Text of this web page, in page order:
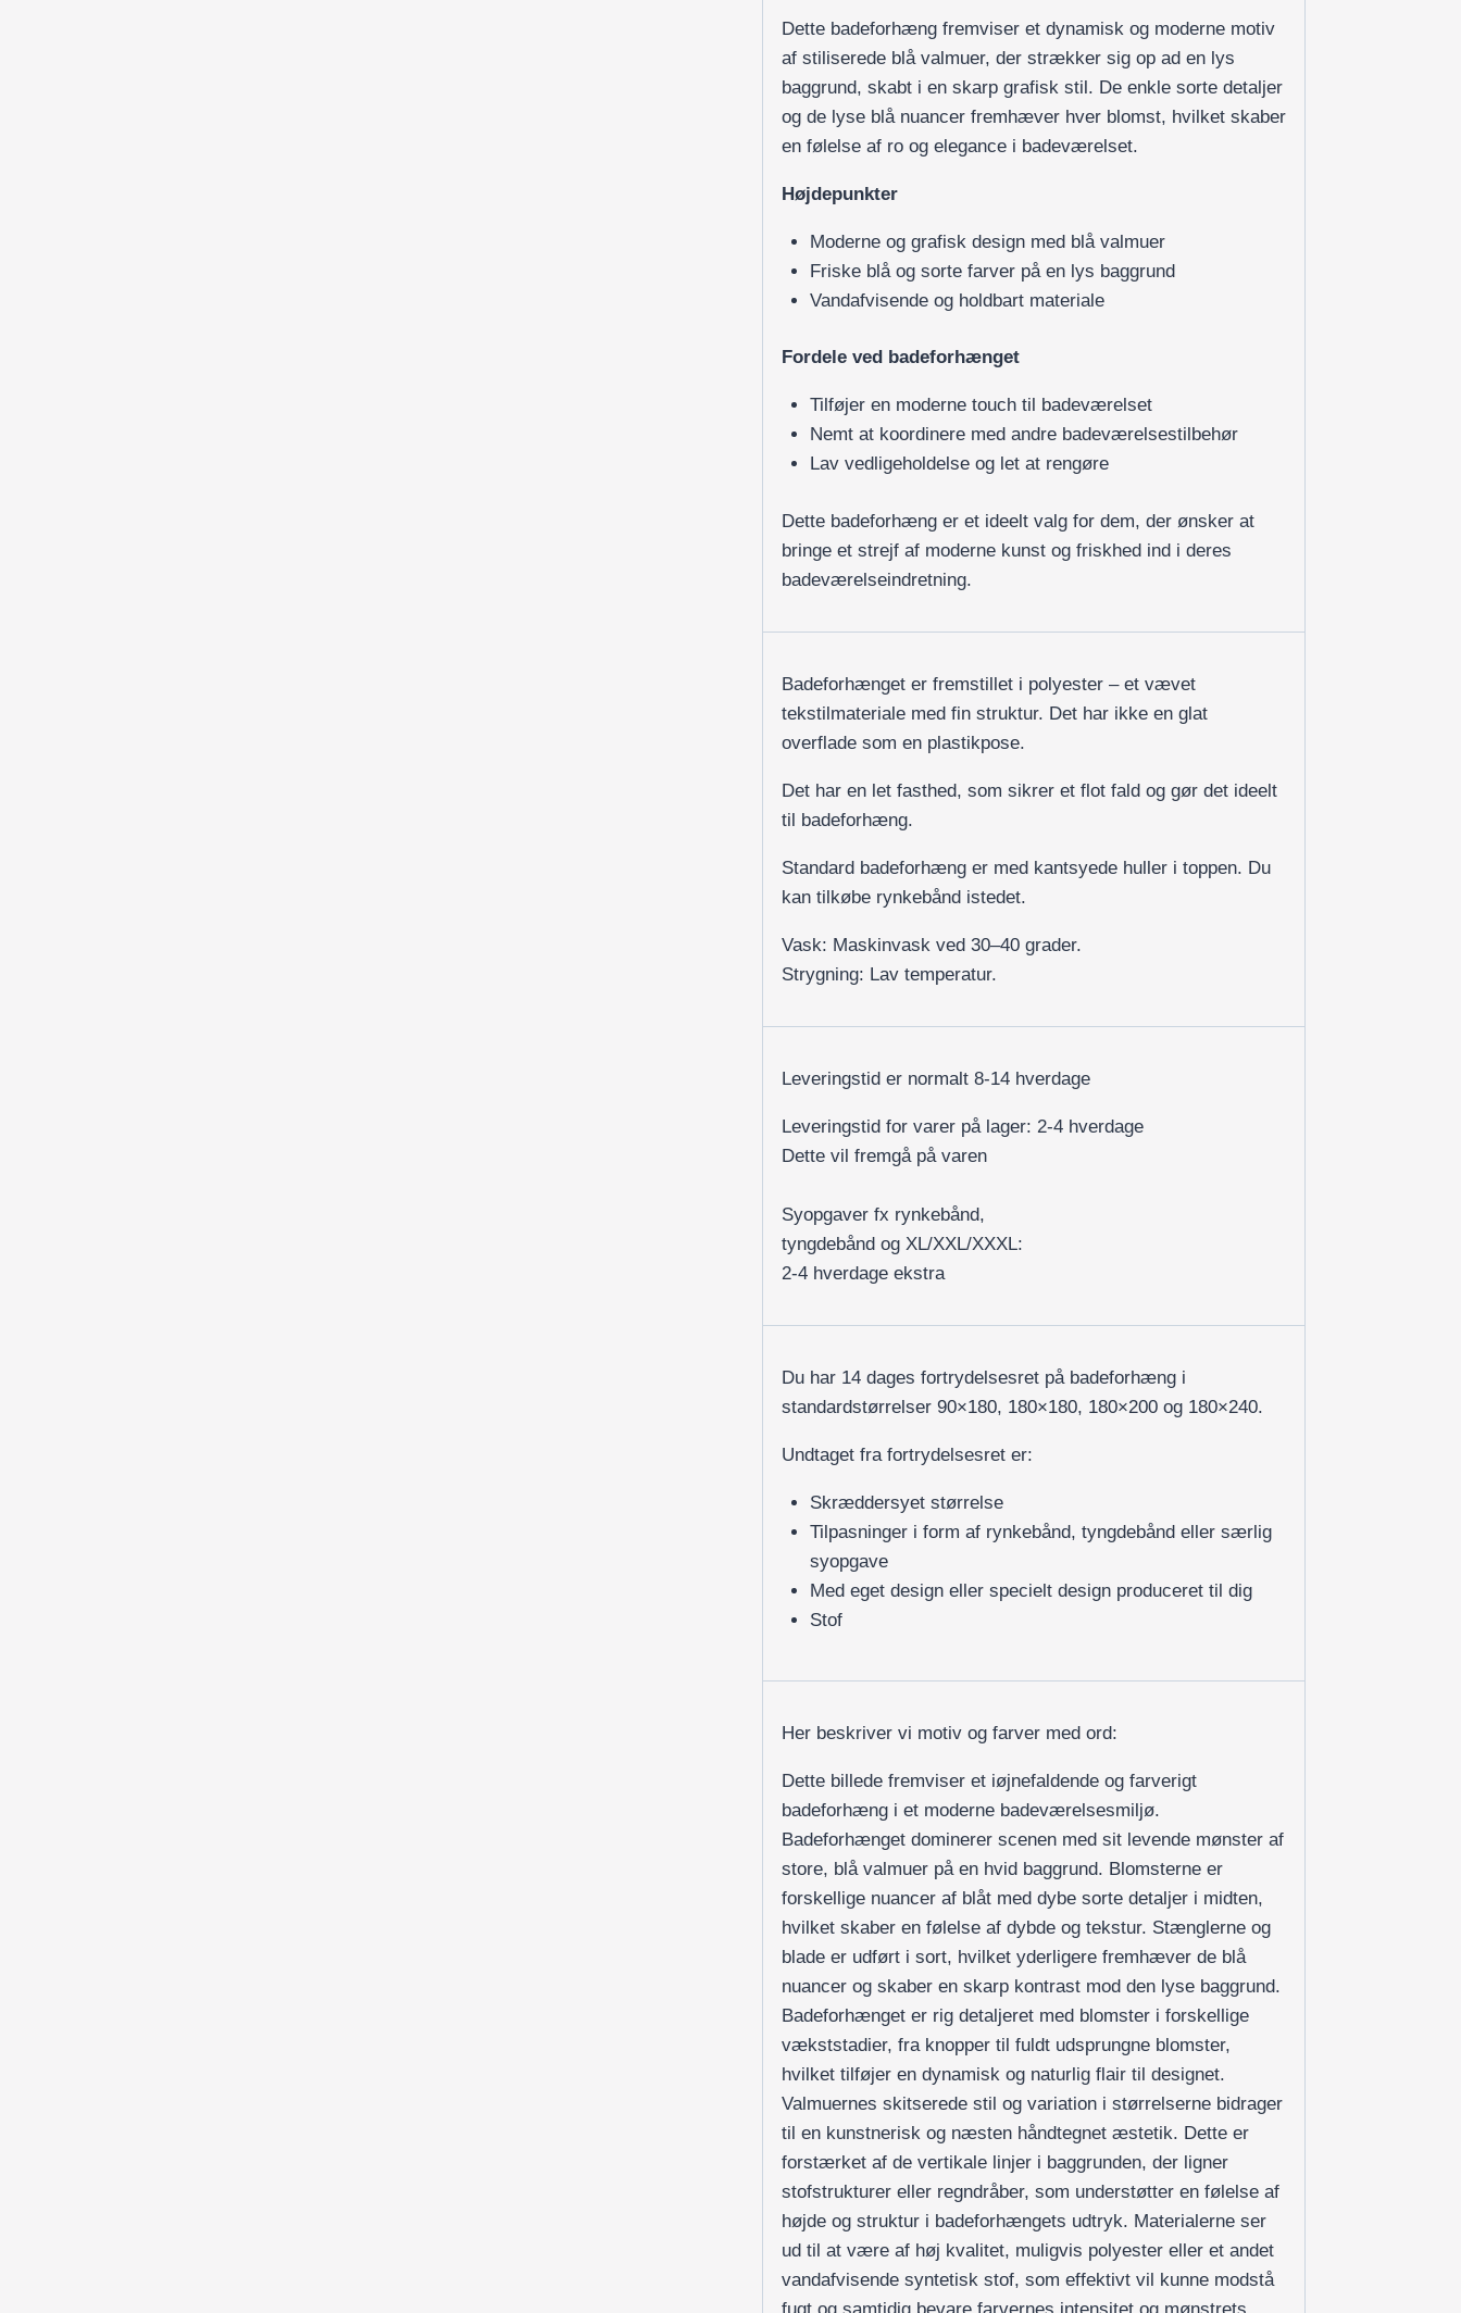
Dette badeforhæng fremviser et dynamisk og moderne motiv
af stiliserede blå valmuer, der strækker sig op ad en lys
baggrund, skabt i en skarp grafisk stil. De enkle sorte detaljer
og de lyse blå nuancer fremhæver hver blomst, hvilket skaber
en følelse af ro og elegance i badeværelset.
Højdepunkter
Moderne og grafisk design med blå valmuer
Friske blå og sorte farver på en lys baggrund
Vandafvisende og holdbart materiale
Fordele ved badeforhænget
Tilføjer en moderne touch til badeværelset
Nemt at koordinere med andre badeværelsestilbehør
Lav vedligeholdelse og let at rengøre
Dette badeforhæng er et ideelt valg for dem, der ønsker at
bringe et strejf af moderne kunst og friskhed ind i deres
badeværelseindretning.
Badeforhænget er fremstillet i polyester – et vævet
tekstilmateriale med fin struktur. Det har ikke en glat
overflade som en plastikpose.
Det har en let fasthed, som sikrer et flot fald og gør det ideelt
til badeforhæng.
Standard badeforhæng er med kantsyede huller i toppen. Du
kan tilkøbe rynkebånd istedet.
Vask: Maskinvask ved 30–40 grader.
Strygning: Lav temperatur.
Leveringstid er normalt 8-14 hverdage
Leveringstid for varer på lager: 2-4 hverdage
Dette vil fremgå på varen
Syopgaver fx rynkebånd,
tyngdebånd og XL/XXL/XXXL:
2-4 hverdage ekstra
Du har 14 dages fortrydelsesret på badeforhæng i
standardstørrelser 90×180, 180×180, 180×200 og 180×240.
Undtaget fra fortrydelsesret er:
Skræddersyet størrelse
Tilpasninger i form af rynkebånd, tyngdebånd eller særlig
syopgave
Med eget design eller specielt design produceret til dig
Stof
Her beskriver vi motiv og farver med ord:
Dette billede fremviser et iøjnefaldende og farverigt
badeforhæng i et moderne badeværelsesmiljø.
Badeforhænget dominerer scenen med sit levende mønster af
store, blå valmuer på en hvid baggrund. Blomsterne er
forskellige nuancer af blåt med dybe sorte detaljer i midten,
hvilket skaber en følelse af dybde og tekstur. Stænglerne og
blade er udført i sort, hvilket yderligere fremhæver de blå
nuancer og skaber en skarp kontrast mod den lyse baggrund.
Badeforhænget er rig detaljeret med blomster i forskellige
vækststadier, fra knopper til fuldt udsprungne blomster,
hvilket tilføjer en dynamisk og naturlig flair til designet.
Valmuernes skitserede stil og variation i størrelserne bidrager
til en kunstnerisk og næsten håndtegnet æstetik. Dette er
forstærket af de vertikale linjer i baggrunden, der ligner
stofstrukturer eller regndråber, som understøtter en følelse af
højde og struktur i badeforhængets udtryk. Materialerne ser
ud til at være af høj kvalitet, muligvis polyester eller et andet
vandafvisende syntetisk stof, som effektivt vil kunne modstå